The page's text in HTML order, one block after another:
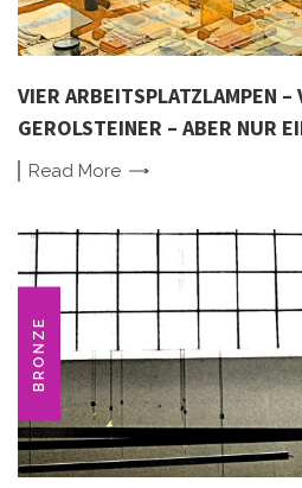
VIER ARBEITSPLATZLAMPEN –
GEROLSTEINER – ABER NUR
Read More
BRONZE